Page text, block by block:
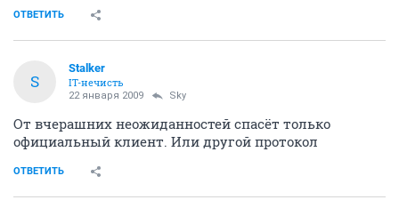
ОТВЕТИТЬ
S
Stalker
IT-нечисть
22 января 2009 Sky
От вчерашних неожиданностей спасёт только
официальный клиент. Или другой протокол
ОТВЕТИТЬ